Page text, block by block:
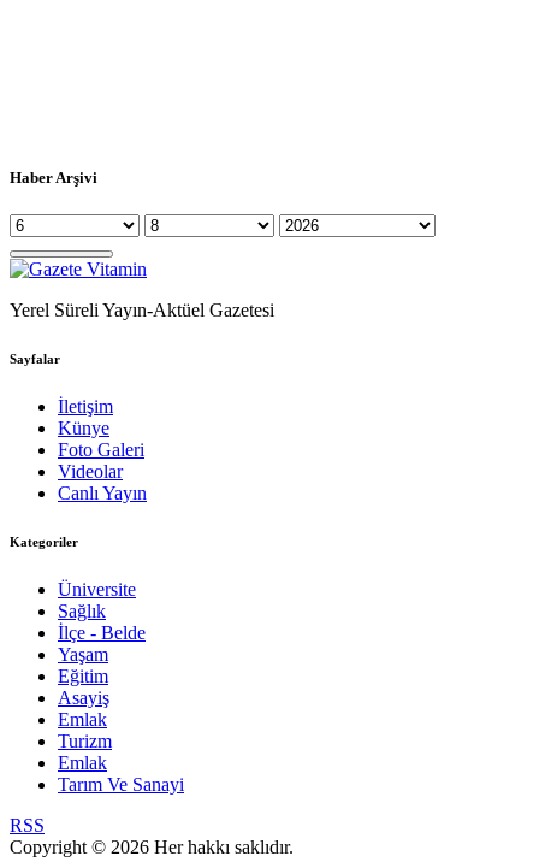
Haber Arşivi
Yerel Süreli Yayın-Aktüel Gazetesi
Sayfalar
İletişim
Künye
Foto Galeri
Videolar
Canlı Yayın
Kategoriler
Üniversite
Sağlık
İlçe - Belde
Yaşam
Eğitim
Asayiş
Emlak
Turizm
Emlak
Tarım Ve Sanayi
RSS
Copyright © 2026 Her hakkı saklıdır.